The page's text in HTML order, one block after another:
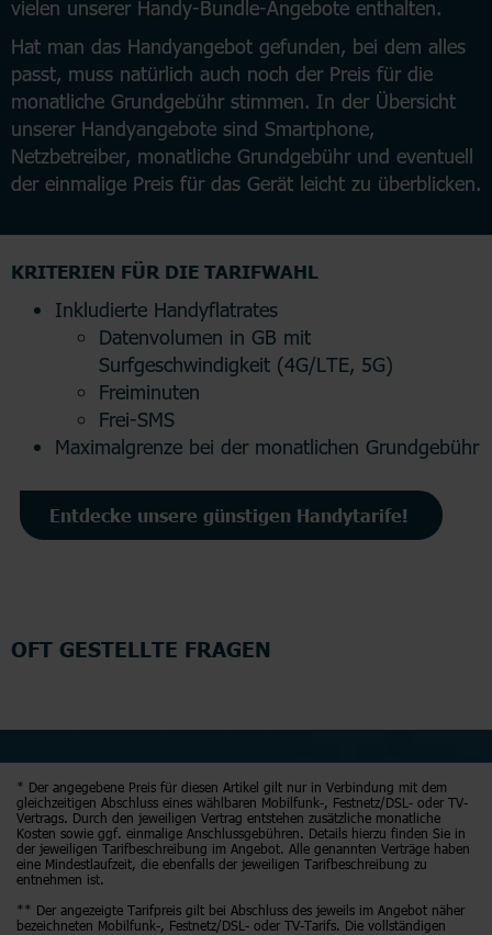
vielen unserer Handy-Bundle-Angebote enthalten.
Hat man das Handyangebot gefunden, bei dem alles
passt, muss natürlich auch noch der Preis für die
monatliche Grundgebühr stimmen. In der Übersicht
unserer Handyangebote sind Smartphone,
Netzbetreiber, monatliche Grundgebühr und eventuell
der einmalige Preis für das Gerät leicht zu überblicken.
KRITERIEN FÜR DIE TARIFWAHL
Inkludierte Handyflatrates
Datenvolumen in GB mit
Surfgeschwindigkeit (4G/LTE, 5G)
Freiminuten
Frei-SMS
Maximalgrenze bei der monatlichen Grundgebühr
Entdecke unsere günstigen Handytarife!
OFT GESTELLTE FRAGEN
* Der angegebene Preis für diesen Artikel gilt nur in Verbindung mit dem
gleichzeitigen Abschluss eines wählbaren Mobilfunk-, Festnetz/DSL- oder TV-
Vertrags. Durch den jeweiligen Vertrag entstehen zusätzliche monatliche
Kosten sowie ggf. einmalige Anschlussgebühren. Details hierzu finden Sie in
der jeweiligen Tarifbeschreibung im Angebot. Alle genannten Verträge haben
eine Mindestlaufzeit, die ebenfalls der jeweiligen Tarifbeschreibung zu
entnehmen ist.
** Der angezeigte Tarifpreis gilt bei Abschluss des jeweils im Angebot näher
bezeichneten Mobilfunk-, Festnetz/DSL- oder TV-Tarifs. Die vollständigen